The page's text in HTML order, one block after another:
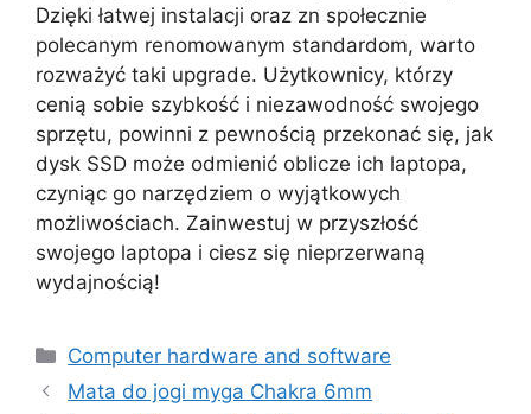
Dzięki łatwej instalacji oraz zn społecznie
polecanym renomowanym standardom, warto
rozważyć taki upgrade. Użytkownicy, którzy
cenią sobie szybkość i niezawodność swojego
sprzętu, powinni z pewnością przekonać się, jak
dysk SSD może odmienić oblicze ich laptopa,
czyniąc go narzędziem o wyjątkowych
możliwościach. Zainwestuj w przyszłość
swojego laptopa i ciesz się nieprzerwaną
wydajnością!
Kategorie
Computer hardware and software
Mata do jogi myga Chakra 6mm